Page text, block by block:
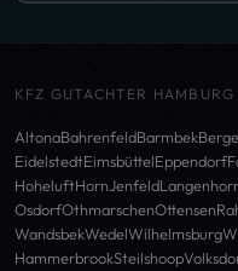
KFZ GUTACHTER
AltonaBahrenfeldBarmbek
EidelstedtEimsbüttelEppendorf
HoheluftHornJenfeld
OsdorfOthmarschenOttensen
WandsbekWedelWilhelmsburg
HammerbrookSteilshoop